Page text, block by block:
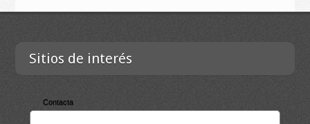
Sitios de interés
Contacta